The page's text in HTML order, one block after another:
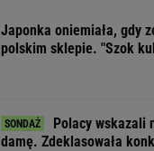
Japonka oniemiała, gdy
polskim sklepie. "Szok
Polacy wskazali
damę. Zdeklasowała